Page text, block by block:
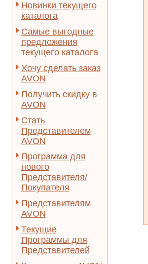
Новинки текущего
каталога
Самые выгодные
предложения
текущего каталога
Хочу сделать заказ
AVON
Получить скидку в
AVON
Стать
Представителем
AVON
Программа для
нового
Представителя/
Покупателя
Представителям
AVON
Текущие
Программы для
Представителей